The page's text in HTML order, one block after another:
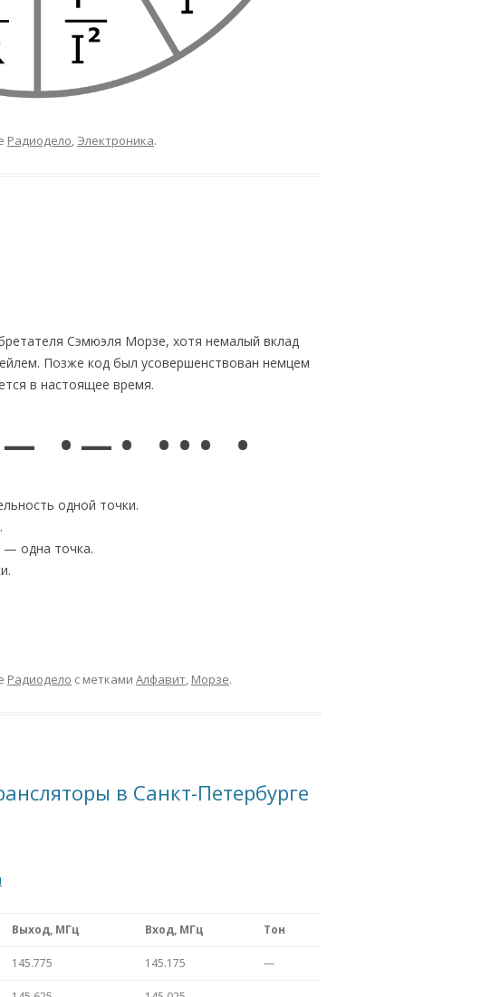
Радиодело, Электроника.
Сэмюэля Морзе, хотя немалый вклад
Позже код был усовершенствован немцем
в настоящее время.
• — • • • • •
одной точки.
— одна точка.
Радиодело с метками Алфавит, Морзе.
в Санкт-Петербурге
Выход, МГц Вход, МГц Тон
145.775 145.175 —